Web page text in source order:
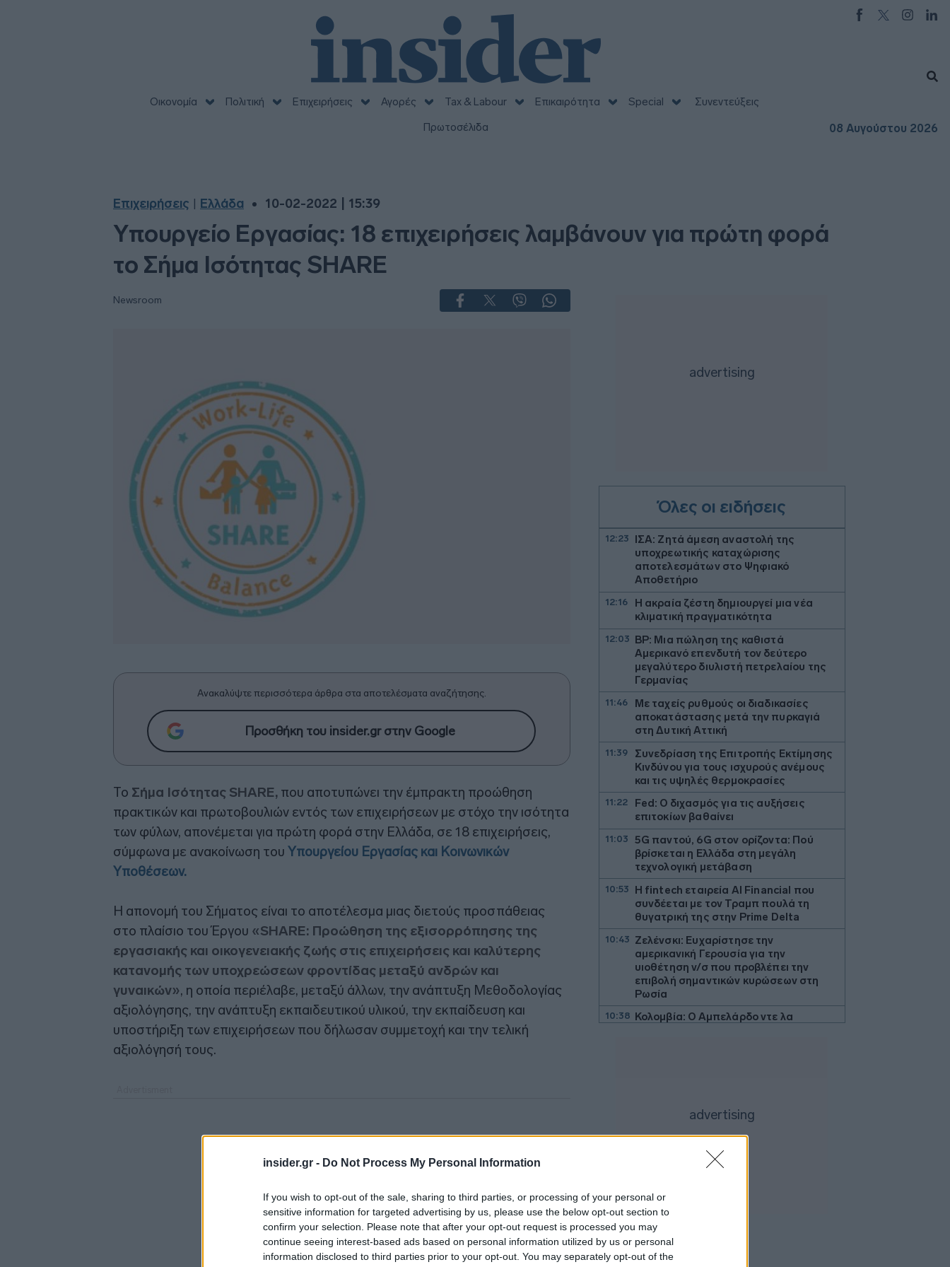
insider.gr - Do Not Process My Personal Information
If you wish to opt-out of the sale, sharing to third parties, or processing of your personal or
sensitive information for targeted advertising by us, please use the below opt-out section to
confirm your selection. Please note that after your opt-out request is processed you may
continue seeing interest-based ads based on personal information utilized by us or personal
information disclosed to third parties prior to your opt-out. You may separately opt-out of the
Οικονομία Πολιτική Επιχειρήσεις Αγορές Tax & Labour Επικαιρότητα Special
Συνεντεύξεις
Πρωτοσέλιδα
08 Αυγούστου 2026
Επιχειρήσεις Ελλάδα 10-02-2022 | 15:39
Υπουργείο Εργασίας: 18 επιχειρήσεις λαμβάνουν για πρώτη φορά
το Σήμα Ισότητας SHARE
Newsroom
Ανακαλύψτε περισσότερα άρθρα στα αποτελέσματα αναζήτησης.
Προσθήκη του insider.gr στην Google
Το Σήμα Ισότητας SHARE, που αποτυπώνει την έμπρακτη προώθηση
πρακτικών και πρωτοβουλιών εντός των επιχειρήσεων με στόχο την ισότητα
των φύλων, απονέμεται για πρώτη φορά στην Ελλάδα, σε 18 επιχειρήσεις,
σύμφωνα με ανακοίνωση του Υπουργείου Εργασίας και Κοινωνικών
Υποθέσεων.
H απονομή του Σήματος είναι το αποτέλεσμα μιας διετούς προσπάθειας
στο πλαίσιο του Έργου «SHARE: Προώθηση της εξισορρόπησης της
εργασιακής και οικογενειακής ζωής στις επιχειρήσεις και καλύτερης
κατανομής των υποχρεώσεων φροντίδας μεταξύ ανδρών και
γυναικών», η οποία περιέλαβε, μεταξύ άλλων, την ανάπτυξη Μεθοδολογίας
αξιολόγησης, την ανάπτυξη εκπαιδευτικού υλικού, την εκπαίδευση και
υποστήριξη των επιχειρήσεων που δήλωσαν συμμετοχή και την τελική
αξιολόγησή τους.
Όλες οι ειδήσεις
12:23
ΙΣΑ: Ζητά άμεση αναστολή της
υποχρεωτικής καταχώρισης
αποτελεσμάτων στο Ψηφιακό
Αποθετήριο
12:16
Η ακραία ζέστη δημιουργεί μια νέα
κλιματική πραγματικότητα
12:03 BP: Μια πώληση της καθιστά
Αμερικανό επενδυτή τον δεύτερο
μεγαλύτερο διυλιστή πετρελαίου της
Γερμανίας
11:46
Με ταχείς ρυθμούς οι διαδικασίες
αποκατάστασης μετά την πυρκαγιά
στη Δυτική Αττική
11:39
Συνεδρίαση της Επιτροπής Εκτίμησης
Κινδύνου για τους ισχυρούς ανέμους
και τις υψηλές θερμοκρασίες
11:22
Fed: Ο διχασμός για τις αυξήσεις
επιτοκίων βαθαίνει
11:03
5G παντού, 6G στον ορίζοντα: Πού
βρίσκεται η Ελλάδα στη μεγάλη
τεχνολογική μετάβαση
10:53
Η fintech εταιρεία AI Financial που
συνδέεται με τον Τραμπ πουλά τη
θυγατρική της στην Prime Delta
10:43 Ζελένσκι: Ευχαρίστησε την
αμερικανική Γερουσία για την
υιοθέτηση ν/σ που προβλέπει την
επιβολή σημαντικών κυρώσεων στη
Ρωσία
10:38
Κολομβία: Ο Αμπελάρδο ντε λα
Health Monitoring: Η εθνική υποδομή
ΟΗΕ: Προειδοποιεί ότι υπάρχει
κλίμακας σύγκρουσης στην Υεμένη
09:54 Βραζιλία: Σε χαμηλό δεκαετίας
υποχώρησε η αποψίλωση του
τροπικού δάσους του Αμαζονίου